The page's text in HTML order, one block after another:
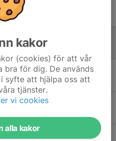
grön grupp
kakor
(cookies) för att vår
bra för dig. De används
syfte att hjälpa oss att
tjänster.
vi cookies
alla kakor